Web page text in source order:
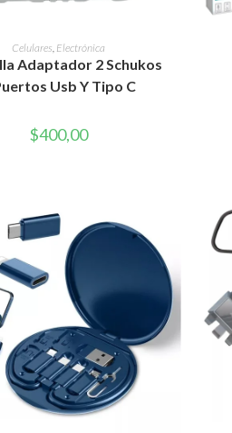
AÑADIR AL CARRITO
Celulares, Electrónica
Adaptador 2 Schukos
Usb Y Tipo C
$400,00